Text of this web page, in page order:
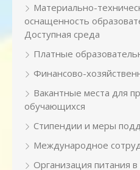
Материально-
оснащенность
Доступная среда
Платные
Финансово-
Вакантные места для
обучающихся
Стипендии и меры
Международное
Организация питания